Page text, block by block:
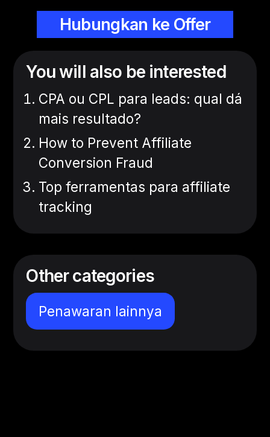
Hubungkan ke Offer
You will also be interested
CPA ou CPL para leads: qual dá
mais resultado?
How to Prevent Affiliate
Conversion Fraud
Top ferramentas para affiliate
tracking
Other categories
Penawaran lainnya